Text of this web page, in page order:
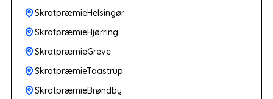
SkrotpræmieHelsingør
SkrotpræmieHjørring
SkrotpræmieGreve
SkrotpræmieTaastrup
SkrotpræmieBrøndby